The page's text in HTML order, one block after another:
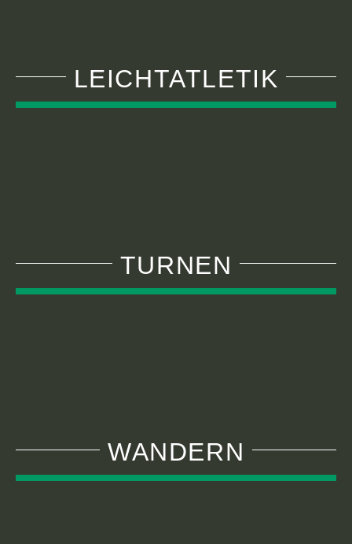
LEICHTATLETIK
TURNEN
WANDERN